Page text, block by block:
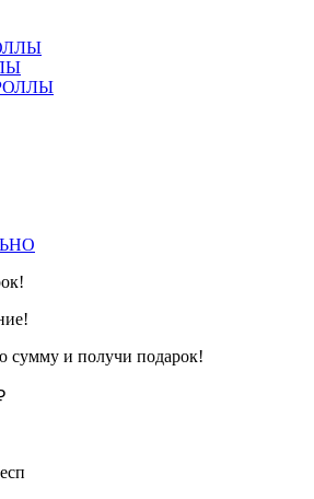
сумму и получи подарок!